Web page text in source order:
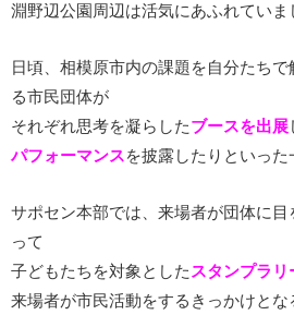
淵野辺公園周辺は活気にあふれていま
日頃、相模原市内の課題を自分たち
る市民団体が
それぞれ思考を凝らしたブースを出展
パフォーマンスを披露したりといった
サポセン本部では、来場者が団体に
って
子どもたちを対象とした スタンプラリ
来場者が市民活動をするきっかけとな